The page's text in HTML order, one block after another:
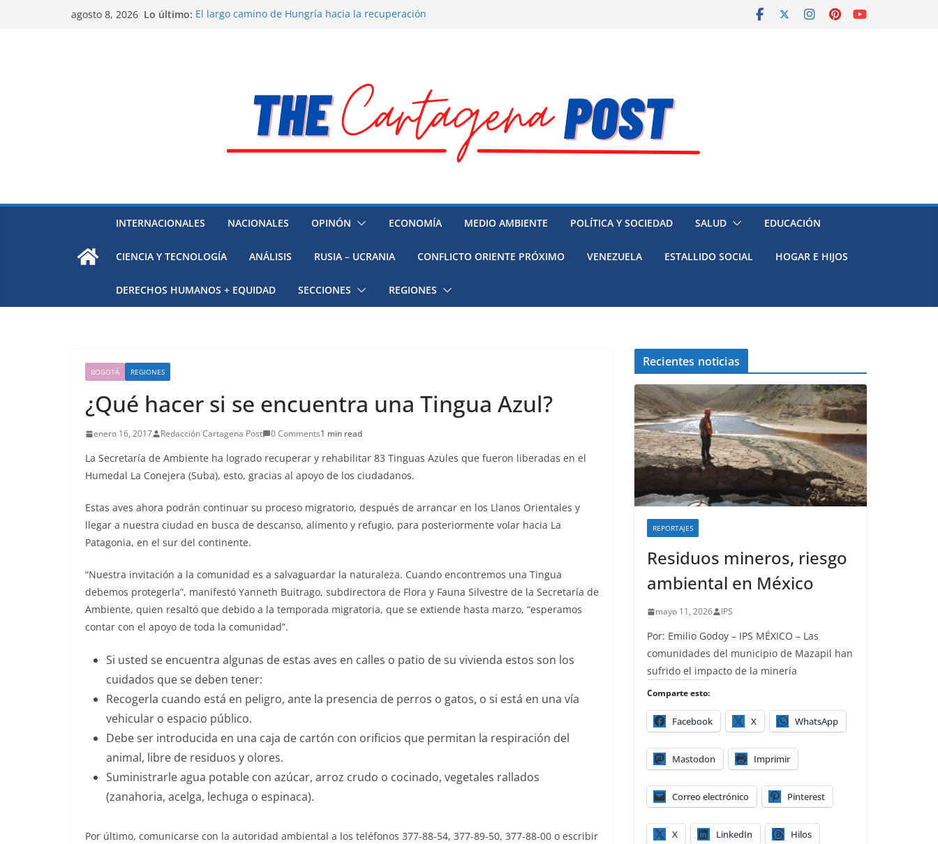
agosto 8, 2026 Lo último: El largo camino de Hungría hacia la recuperación
El océano Pacífico bajo presión y su región finalmente
respaldada con pruebas
INTERNACIONALES NACIONALES OPINÓN ECONOMÍA MEDIO AMBIENTE POLÍTICA Y SOCIEDAD SALUD EDUCACIÓN
CIENCIA Y TECNOLOGÍA ANÁLISIS RUSIA – UCRANIA CONFLICTO ORIENTE PRÓXIMO VENEZUELA ESTALLIDO SOCIAL HOGAR E HIJOS
DERECHOS HUMANOS + EQUIDAD SECCIONES REGIONES
BOGOTÁ REGIONES
¿Qué hacer si se encuentra una Tingua Azul?
enero 16, 2017 Redacción Cartagena Post 0 Comments1 min read
La Secretaría de Ambiente ha logrado recuperar y rehabilitar 83 Tinguas Azules que fueron liberadas en el
Humedal La Conejera (Suba), esto, gracias al apoyo de los ciudadanos.
Estas aves ahora podrán continuar su proceso migratorio, después de arrancar en los Llanos Orientales y
llegar a nuestra ciudad en busca de descanso, alimento y refugio, para posteriormente volar hacia La
Patagonia, en el sur del continente.
“Nuestra invitación a la comunidad es a salvaguardar la naturaleza. Cuando encontremos una Tingua
debemos protegerla”, manifestó Yanneth Buitrago, subdirectora de Flora y Fauna Silvestre de la Secretaría de
Ambiente, quien resaltó que debido a la temporada migratoria, que se extiende hasta marzo, “esperamos
contar con el apoyo de toda la comunidad”.
Si usted se encuentra algunas de estas aves en calles o patio de su vivienda estos son los
cuidados que se deben tener:
Recogerla cuando está en peligro, ante la presencia de perros o gatos, o si está en una vía
vehicular o espacio público.
Debe ser introducida en una caja de cartón con orificios que permitan la respiración del
animal, libre de residuos y olores.
Suministrarle agua potable con azúcar, arroz crudo o cocinado, vegetales rallados
(zanahoria, acelga, lechuga o espinaca).
Por último, comunicarse con la autoridad ambiental a los teléfonos 377-88-54, 377-89-50, 377-88-00 o escribir
Recientes noticias
REPORTAJES
Residuos mineros, riesgo
ambiental en México
mayo 11, 2026 IPS
Por: Emilio Godoy – IPS MÉXICO – Las
comunidades del municipio de Mazapil han
sufrido el impacto de la minería
Comparte esto:
Facebook X WhatsApp
Mastodon Imprimir
Correo electrónico Pinterest
X LinkedIn Hilos